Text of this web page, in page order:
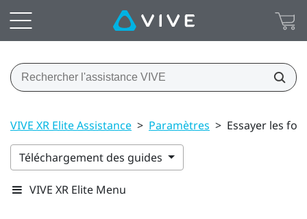
VIVE XR Elite Assistance > Paramètres > Essayer les
Téléchargement des guides
VIVE XR Elite Menu